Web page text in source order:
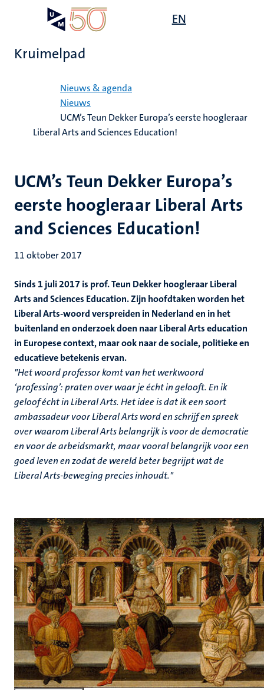
EN
Kruimelpad
Nieuws & agenda
Nieuws
UCM’s Teun Dekker Europa’s eerste hoogleraar
Liberal Arts and Sciences Education!
UCM’s Teun Dekker Europa’s
eerste hoogleraar Liberal Arts
and Sciences Education!
11 oktober 2017
Sinds 1 juli 2017 is prof. Teun Dekker hoogleraar Liberal
Arts and Sciences Education. Zijn hoofdtaken worden het
Liberal Arts-woord verspreiden in Nederland en in het
buitenland en onderzoek doen naar Liberal Arts education
in Europese context, maar ook naar de sociale, politieke en
educatieve betekenis ervan.
"Het woord professor komt van het werkwoord
‘professing’: praten over waar je écht in gelooft. En ik
geloof écht in Liberal Arts. Het idee is dat ik een soort
ambassadeur voor Liberal Arts word en schrijf en spreek
over waarom Liberal Arts belangrijk is voor de democratie
en voor de arbeidsmarkt, maar vooral belangrijk voor een
goed leven en zodat de wereld beter begrijpt wat de
Liberal Arts-beweging precies inhoudt.​"